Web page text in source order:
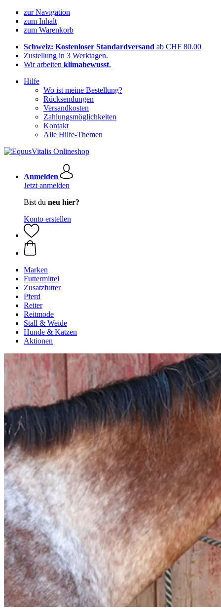
zur Navigation
zum Inhalt
zum Warenkorb
Schweiz: Kostenloser Standardversand ab CHF 80.00
Zustellung in 3 Werktagen.
Wir arbeiten klimabewusst.
Hilfe
Wo ist meine Bestellung?
Rücksendungen
Versandkosten
Zahlungsmöglichkeiten
Kontakt
Alle Hilfe-Themen
Anmelden
Jetzt anmelden
Bist du neu hier?
Konto erstellen
Marken
Futtermittel
Zusatzfutter
Pferd
Reiter
Reitmode
Stall & Weide
Hunde & Katzen
Aktionen